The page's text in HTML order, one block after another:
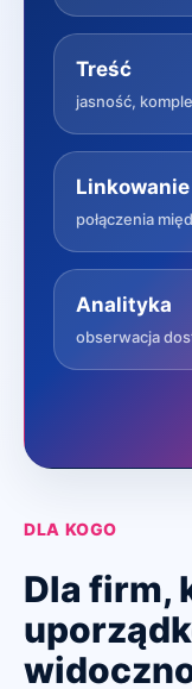
Treść
jasność,
Linkowanie
połączenia
Analityka
obserwacja
DLA KOGO
Dla firm,